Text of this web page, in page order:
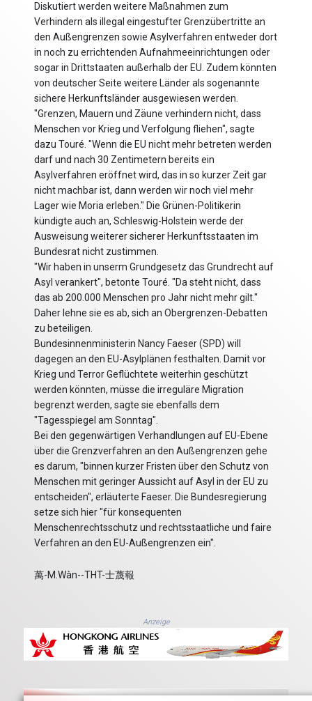
Diskutiert werden weitere Maßnahmen zum
Verhindern als illegal eingestufter Grenzübertritte an
den Außengrenzen sowie Asylverfahren entweder dort
in noch zu errichtenden Aufnahmeeinrichtungen oder
sogar in Drittstaaten außerhalb der EU. Zudem könnten
von deutscher Seite weitere Länder als sogenannte
sichere Herkunftsländer ausgewiesen werden.
"Grenzen, Mauern und Zäune verhindern nicht, dass
Menschen vor Krieg und Verfolgung fliehen", sagte
dazu Touré. "Wenn die EU nicht mehr betreten werden
darf und nach 30 Zentimetern bereits ein
Asylverfahren eröffnet wird, das in so kurzer Zeit gar
nicht machbar ist, dann werden wir noch viel mehr
Lager wie Moria erleben." Die Grünen-Politikerin
kündigte auch an, Schleswig-Holstein werde der
Ausweisung weiterer sicherer Herkunftsstaaten im
Bundesrat nicht zustimmen.
"Wir haben in unserm Grundgesetz das Grundrecht auf
Asyl verankert", betonte Touré. "Da steht nicht, dass
das ab 200.000 Menschen pro Jahr nicht mehr gilt."
Daher lehne sie es ab, sich an Obergrenzen-Debatten
zu beteiligen.
Bundesinnenministerin Nancy Faeser (SPD) will
dagegen an den EU-Asylplänen festhalten. Damit vor
Krieg und Terror Geflüchtete weiterhin geschützt
werden könnten, müsse die irreguläre Migration
begrenzt werden, sagte sie ebenfalls dem
"Tagesspiegel am Sonntag".
Bei den gegenwärtigen Verhandlungen auf EU-Ebene
über die Grenzverfahren an den Außengrenzen gehe
es darum, "binnen kurzer Fristen über den Schutz von
Menschen mit geringer Aussicht auf Asyl in der EU zu
entscheiden", erläuterte Faeser. Die Bundesregierung
setze sich hier "für konsequenten
Menschenrechtsschutz und rechtsstaatliche und faire
Verfahren an den EU-Außengrenzen ein".
萬-M.Wàn--THT-士蔑報
Anzeige